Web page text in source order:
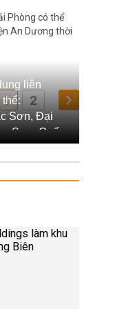
Phòng có thể
An Dương thời
1 2
liên
Sơn, Đại
Sơn, Quốc
tin đáng
quy hoạch